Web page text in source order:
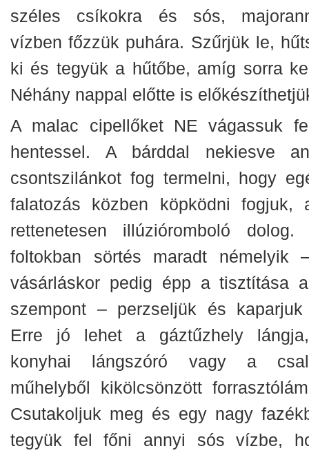
széles csíkokra és sós,
vízben főzzük puhára. Szűrjük le,
ki és tegyük a hűtőbe, amíg sorra
Néhány nappal előtte is
A malac cipellőket NE vágassuk
hentessel. A bárddal nekiesve
csontszilánkot fog termelni, hogy
falatozás közben köpködni fogjuk,
rettenetesen illúzióromboló dolog.
foltokban sörtés maradt némelyik
vásárláskor pedig épp a tisztítása
szempont – perzseljük és
Erre jó lehet a gáztűzhely
konyhai lángszóró vagy a
műhelyből kikölcsönzött
Csutakoljuk meg és egy nagy
tegyük fel főni annyi sós vízbe,